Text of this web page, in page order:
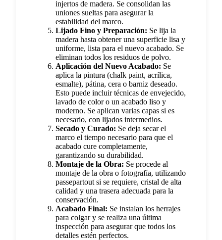
injertos de madera. Se consolidan las
uniones sueltas para asegurar la
estabilidad del marco.
Lijado Fino y Preparación: Se lija la
madera hasta obtener una superficie lisa y
uniforme, lista para el nuevo acabado. Se
eliminan todos los residuos de polvo.
Aplicación del Nuevo Acabado: Se
aplica la pintura (chalk paint, acrílica,
esmalte), pátina, cera o barniz deseado.
Esto puede incluir técnicas de envejecido,
lavado de color o un acabado liso y
moderno. Se aplican varias capas si es
necesario, con lijados intermedios.
Secado y Curado: Se deja secar el
marco el tiempo necesario para que el
acabado cure completamente,
garantizando su durabilidad.
Montaje de la Obra: Se procede al
montaje de la obra o fotografía, utilizando
passepartout si se requiere, cristal de alta
calidad y una trasera adecuada para la
conservación.
Acabado Final: Se instalan los herrajes
para colgar y se realiza una última
inspección para asegurar que todos los
detalles estén perfectos.